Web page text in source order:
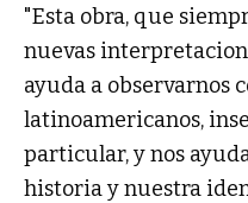
"Esta obra, que
nuevas
ayuda a observarnos
latinoamericanos,
particular, y nos
historia y nuestra